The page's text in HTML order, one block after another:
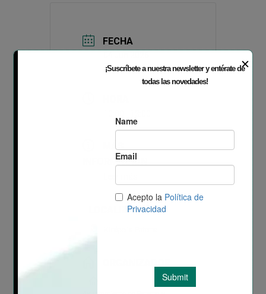
FECHA
Finalizdo!
MÁS
INFORMACIÓN
LOCALIZACIÓN
✕
¡Suscríbete a nuestra newsletter y entérate de
todas las novedades!